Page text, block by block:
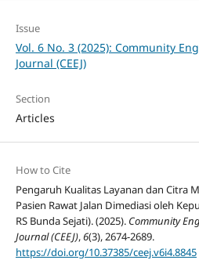
Issue
Vol. 6 No. 3 (2025): Community
Journal (CEEJ)
Section
Articles
How to Cite
Pengaruh Kualitas Layanan dan Citra
Pasien Rawat Jalan Dimediasi oleh
RS Bunda Sejati). (2025). Community
Journal (CEEJ),6(3), 2674-2689.
https://doi.org/10.37385/ceej.v6i4.8845